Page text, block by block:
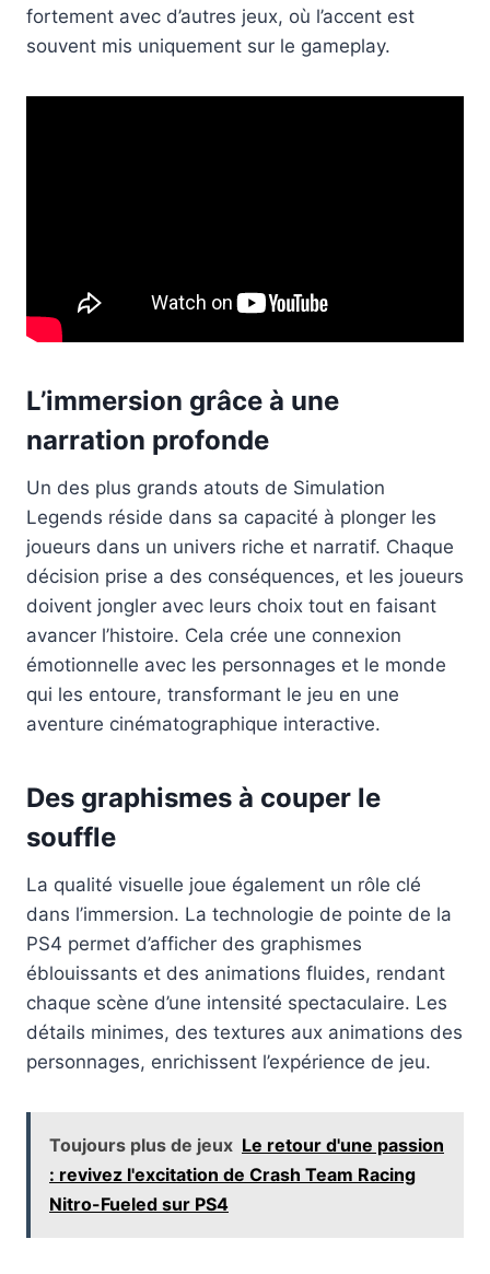
fortement avec d’autres jeux, où l’accent est
souvent mis uniquement sur le gameplay.
L’immersion grâce à une
narration profonde
Un des plus grands atouts de Simulation
Legends réside dans sa capacité à plonger les
joueurs dans un univers riche et narratif. Chaque
décision prise a des conséquences, et les joueurs
doivent jongler avec leurs choix tout en faisant
avancer l’histoire. Cela crée une connexion
émotionnelle avec les personnages et le monde
qui les entoure, transformant le jeu en une
aventure cinématographique interactive.
Des graphismes à couper le
souffle
La qualité visuelle joue également un rôle clé
dans l’immersion. La technologie de pointe de la
PS4 permet d’afficher des graphismes
éblouissants et des animations fluides, rendant
chaque scène d’une intensité spectaculaire. Les
détails minimes, des textures aux animations des
personnages, enrichissent l’expérience de jeu.
Toujours plus de jeux Le retour d'une passion
: revivez l'excitation de Crash Team Racing
Nitro-Fueled sur PS4